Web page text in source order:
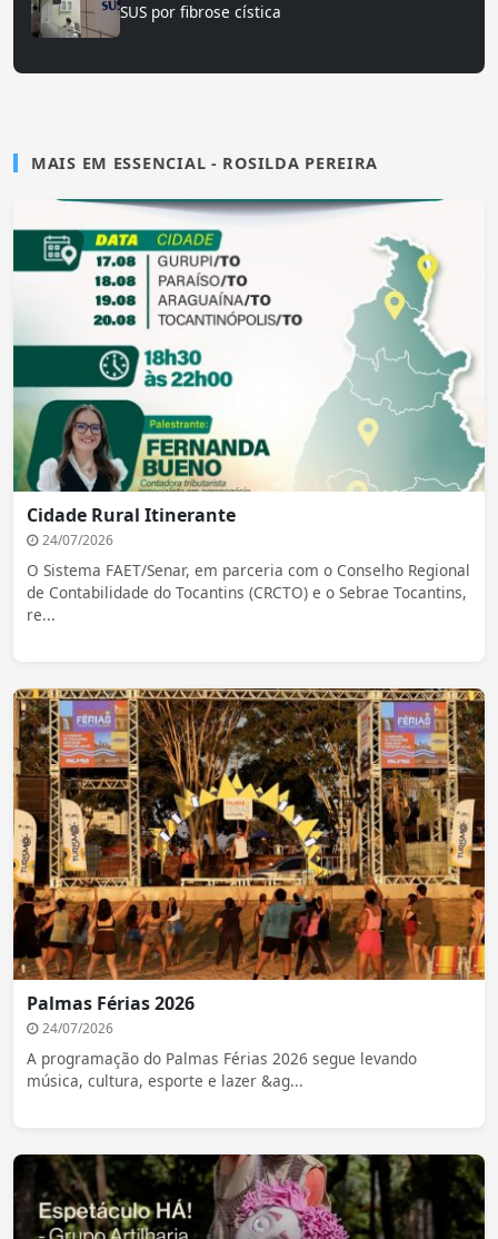
SUS por fibrose cística
MAIS EM ESSENCIAL - ROSILDA PEREIRA
Cidade Rural Itinerante
24/07/2026
O Sistema FAET/Senar, em parceria com o Conselho Regional
de Contabilidade do Tocantins (CRCTO) e o Sebrae Tocantins,
re...
Palmas Férias 2026
24/07/2026
A programação do Palmas Férias 2026 segue levando
música, cultura, esporte e lazer &ag...